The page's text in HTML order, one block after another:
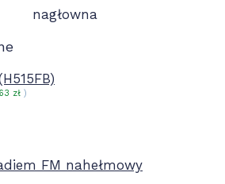
nagłowna
zł )
FM nahełmowy